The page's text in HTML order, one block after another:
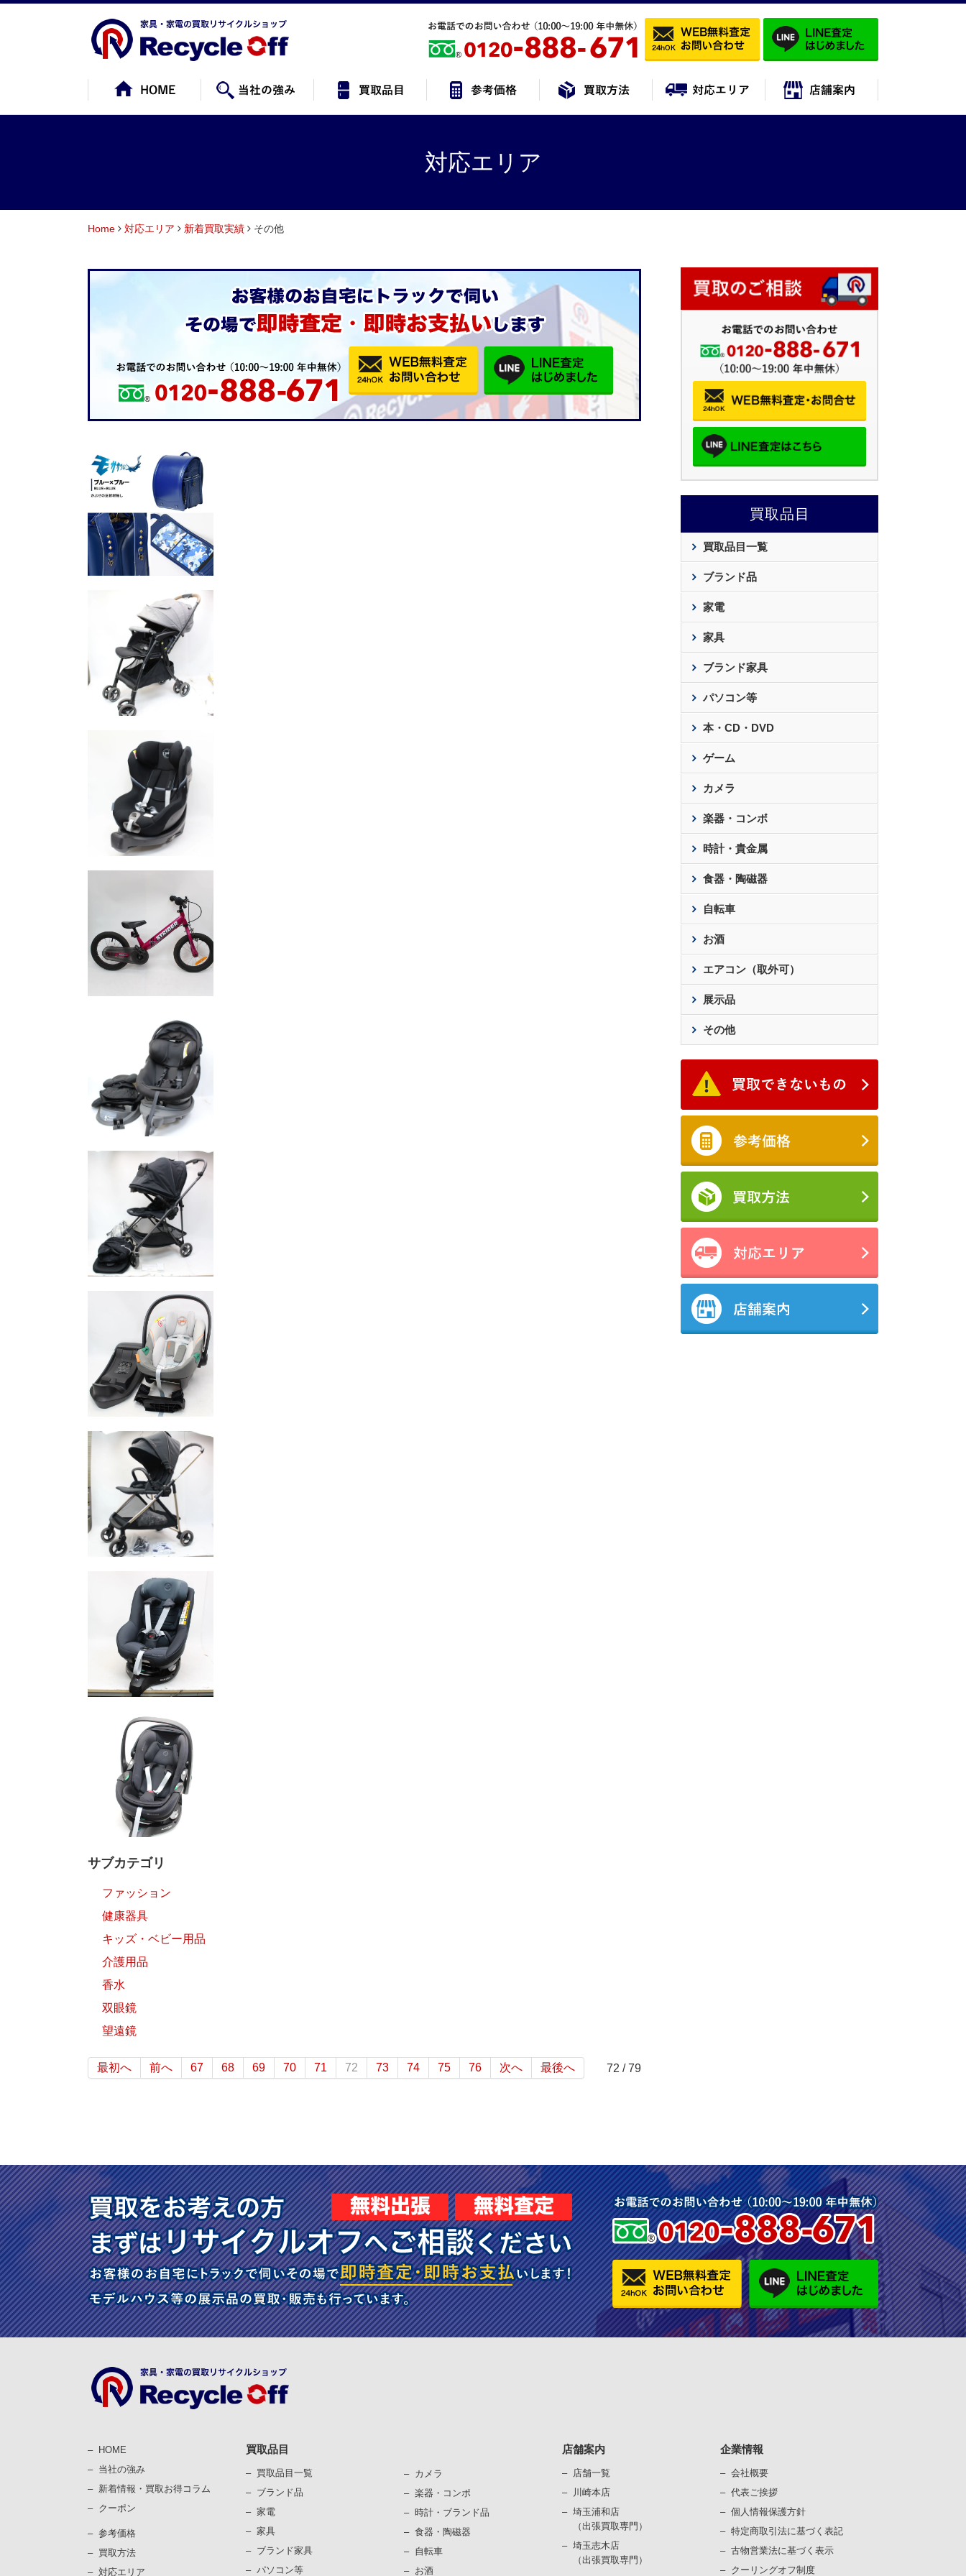
対応エリア
Home 対応エリア 新着買取実績 その他
サブカテゴリ
ファッション
健康器具
キッズ・ベビー用品
介護用品
香水
双眼鏡
望遠鏡
72 / 79
最初へ 前へ 67 68 69 70 71 72 73 74 75 76 次へ 最後へ
買取品目
買取品目一覧
ブランド品
家電
家具
ブランド家具
パソコン等
本・CD・DVD
ゲーム
カメラ
楽器・コンボ
時計・貴金属
食器・陶磁器
自転車
お酒
エアコン（取外可）
展示品
その他
HOME
当社の強み
新着情報・買取お得コラム
クーポン
参考価格
買取⽅法
対応エリア
買取品目
買取品目一覧
ブランド品
家電
家具
ブランド家具
パソコン等
カメラ
楽器・コンポ
時計・ブランド品
⾷器・陶磁器
⾃転⾞
お酒
店舗案内
店舗一覧
川崎本店
埼玉浦和店
（出張買取専門）
埼玉志木店
（出張買取専門）
企業情報
会社概要
代表ご挨拶
個⼈情報保護⽅針
特定商取引法に基づく表記
古物営業法に基づく表⽰
クーリングオフ制度